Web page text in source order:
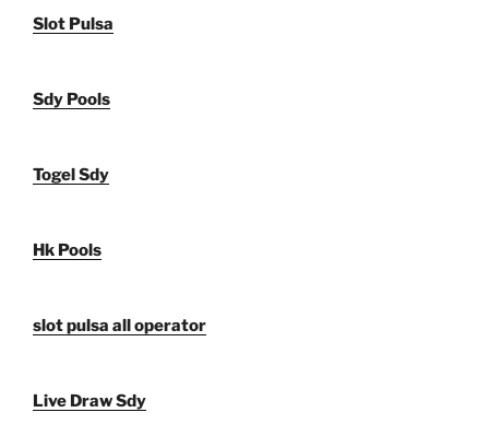
Slot Pulsa
Sdy Pools
Togel Sdy
Hk Pools
slot pulsa all operator
Live Draw Sdy